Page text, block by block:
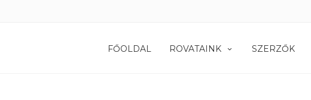
FŐOLDAL ROVATAINK SZERZŐK